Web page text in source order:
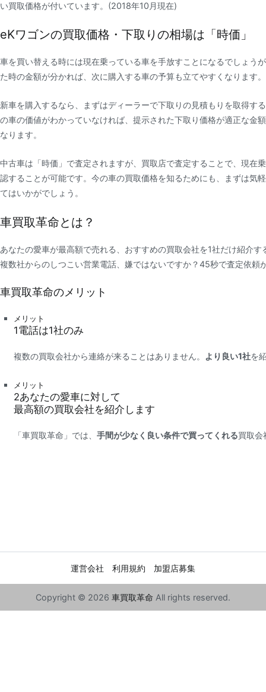
い買取価格が付いています。(2018年10月現在)
eKワゴンの買取価格・下取りの相場は「時価」
車を買い替える時には現在乗っている車を手放すことになるでしょう
た時の金額が分かれば、次に購入する車の予算も立てやすくなります。
新車を購入するなら、まずはディーラーで下取りの見積もりを取得す
の車の価値がわかっていなければ、提示された下取り価格が適正な金
なります。
中古車は「時価」で査定されますが、買取店で査定することで、現在
認することが可能です。今の車の買取価格を知るためにも、まずは気
てはいかがでしょう。
車買取革命とは？
あなたの愛車が最高額で売れる、おすすめの買取会社を1社だけ紹介す
複数社からのしつこい営業電話、嫌ではないですか？45秒で査定依頼
車買取革命のメリット
メリット
1電話は1社のみ
複数の買取会社から連絡が来ることはありません。 より良い1社を
メリット
2あなたの愛車に対して
最高額の買取会社を紹介します
「車買取革命」では、手間が少なく良い条件で買ってくれる買取会
運営会社 利用規約 加盟店募集
Copyright © 2026 車買取革命 All rights reserved.